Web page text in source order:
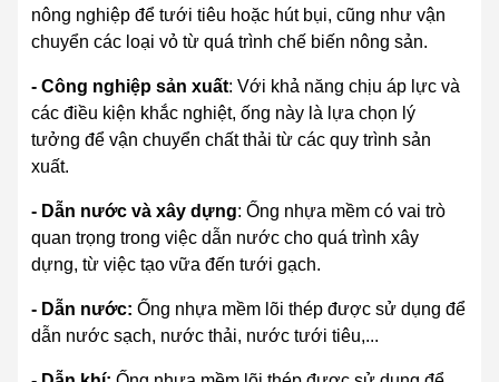
nông nghiệp để tưới tiêu hoặc hút bụi, cũng như vận
chuyển các loại vỏ từ quá trình chế biến nông sản.
- Công nghiệp sản xuất: Với khả năng chịu áp lực và
các điều kiện khắc nghiệt, ống này là lựa chọn lý
tưởng để vận chuyển chất thải từ các quy trình sản
xuất.
- Dẫn nước và xây dựng: Ống nhựa mềm có vai trò
quan trọng trong việc dẫn nước cho quá trình xây
dựng, từ việc tạo vữa đến tưới gạch.
- Dẫn nước: Ống nhựa mềm lõi thép được sử dụng để
dẫn nước sạch, nước thải, nước tưới tiêu,...